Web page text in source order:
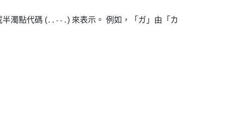
半濁點代碼 ( ..--. ) 來表示。 例如，「ガ」由「カ